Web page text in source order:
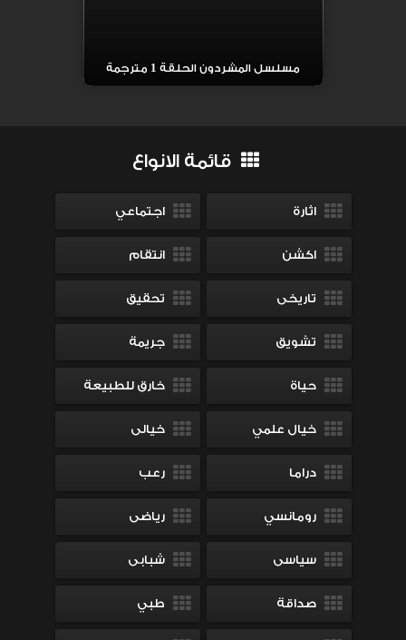
مسلسل المشردون الحلقة 1 مترجمة
قائمة الانواع
اثارة اجتماعي
اكشن انتقام
تاريخى تحقيق
تشويق جريمة
حياة خارق للطبيعة
خيال علمي خيالى
دراما رعب
رومانسي رياضى
سياسى شبابى
صداقة طبي